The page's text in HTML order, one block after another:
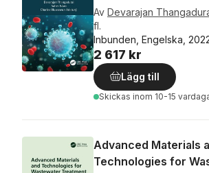
Av Devarajan
fl.
Inbunden, Engelska,
2 617 kr
Lägg till
Skickas inom 10-15
Advanced Materials
Technologies for